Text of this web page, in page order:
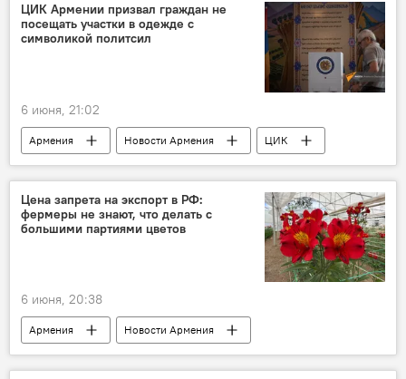
ЦИК Армении призвал граждан не
посещать участки в одежде с
символикой политсил
6 июня, 21:02
Армения Новости Армения
ЦИК
Политика
Общество
Цена запрета на экспорт в РФ:
фермеры не знают, что делать с
большими партиями цветов
6 июня, 20:38
Армения
Новости Армения
Общество
Экономика Россия